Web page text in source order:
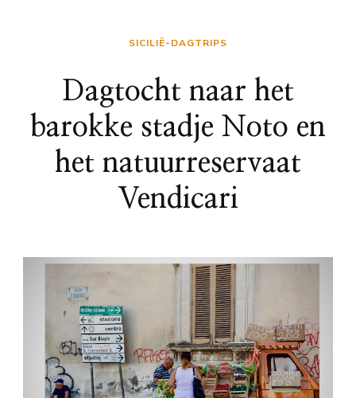
SICILIË-DAGTRIPS
Dagtocht naar het
barokke stadje Noto en
het natuurreservaat
Vendicari